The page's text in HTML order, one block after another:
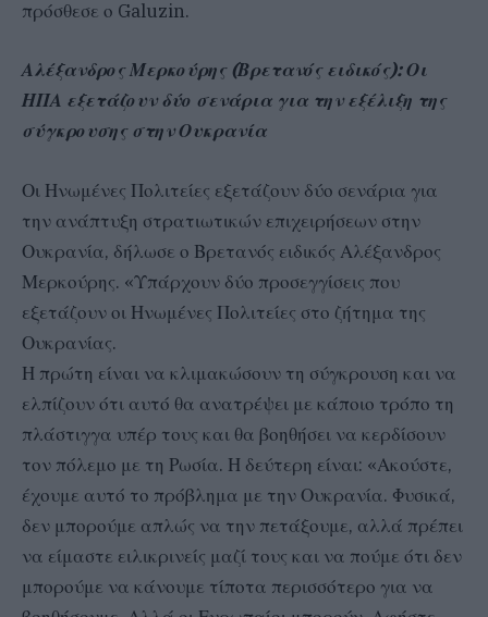
πρόσθεσε ο Galuzin.
Αλέξανδρος Μερκούρης (Βρετανός ειδικός): Οι
ΗΠΑ εξετάζουν δύο σενάρια για την εξέλιξη της
σύγκρουσης στην Ουκρανία
Οι Ηνωμένες Πολιτείες εξετάζουν δύο σενάρια για
την ανάπτυξη στρατιωτικών επιχειρήσεων στην
Ουκρανία, δήλωσε ο Βρετανός ειδικός Αλέξανδρος
Μερκούρης. «Υπάρχουν δύο προσεγγίσεις που
εξετάζουν οι Ηνωμένες Πολιτείες στο ζήτημα της
Ουκρανίας.
Η πρώτη είναι να κλιμακώσουν τη σύγκρουση και να
ελπίζουν ότι αυτό θα ανατρέψει με κάποιο τρόπο τη
πλάστιγγα υπέρ τους και θα βοηθήσει να κερδίσουν
τον πόλεμο με τη Ρωσία. Η δεύτερη είναι: «Ακούστε,
έχουμε αυτό το πρόβλημα με την Ουκρανία. Φυσικά,
δεν μπορούμε απλώς να την πετάξουμε, αλλά πρέπει
να είμαστε ειλικρινείς μαζί τους και να πούμε ότι δεν
μπορούμε να κάνουμε τίποτα περισσότερο για να